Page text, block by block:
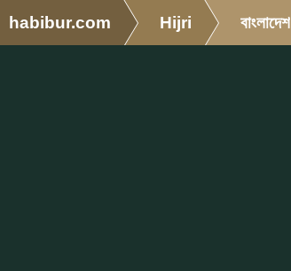
habibur.com Hijri বাংলাদেশ